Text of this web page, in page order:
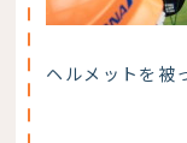
ヘルメットを被